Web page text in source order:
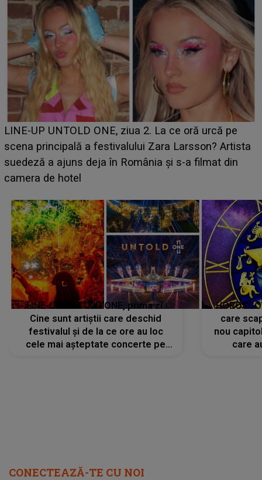
Ce a dezvăluit noua concurentă din "Casa Iubirii" l-a
luat prin surprindere pe Emanuel. CINE ESTE
BĂIATUL VIZAT de Alexandra?! Aflându-se în fața
faptului împlinit, A RECUNOSCUT IMEDIAT: "Am
LINE-UP UNTOLD ONE, prima zi.
Cine sunt artiștii care deschid
festivalul și de la ce ore au loc
cele mai așteptate concerte pe
care
nou
care
CONECTEAZĂ-TE CU NOI